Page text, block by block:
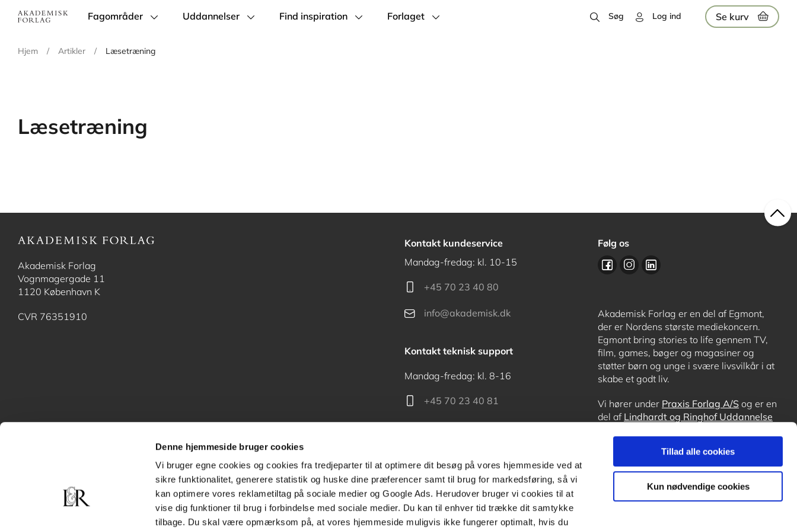
Denne hjemmeside bruger cookies
Vi bruger egne cookies og cookies fra tredjeparter til at optimere dit besøg på vores hjemmeside ved at
sikre funktionalitet, generere statistik og huske dine præferencer samt til brug for markedsføring, så vi
kan optimere vores reklametiltag på sociale medier og Google Ads. Herudover bruger vi cookies til at
vise dig funktioner til brug i forbindelse med sociale medier. Du kan til enhver tid trække dit samtykke
tilbage. Du skal være opmærksom på, at vores hjemmeside muligvis ikke fungerer optimalt, hvis du
Tillad alle cookies
Kun nødvendige cookies
Main
Fagområder Uddannelser Find inspiration Forlaget Søg Log ind Se kurv
Hjem / Artikler / Læsetræning
Læsetræning
Akademisk Forlag
Vognmagergade 11
1120 København K
CVR 76351910
Kontakt kundeservice
Mandag-fredag: kl. 10-15
+45 70 23 40 80
info@akademisk.dk
Kontakt teknisk support
Mandag-fredag: kl. 8-16
+45 70 23 40 81
Kontakt receptionen
+45 70 24 00 00
Følg os
Akademisk Forlag er en del af Egmont,
der er Nordens største mediekoncern.
Egmont bring stories to life gennem TV,
film, games, bøger og magasiner og
støtter børn og unge i svære livsvilkår i at
skabe et godt liv.
Vi hører under Praxis Forlag A/S og er en
del af Lindhardt og Ringhof Uddannelse
OrdblindetræningogForstå.dk.